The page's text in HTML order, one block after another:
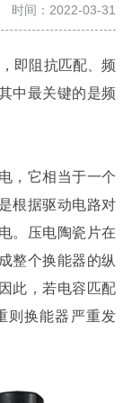
时间：2022-03-31
即阻抗匹配、频
中最关键的是频
，它相当于一个
根据驱动电路对
。压电陶瓷片在
整个换能器的纵
此，若电容匹配
则换能器严重发